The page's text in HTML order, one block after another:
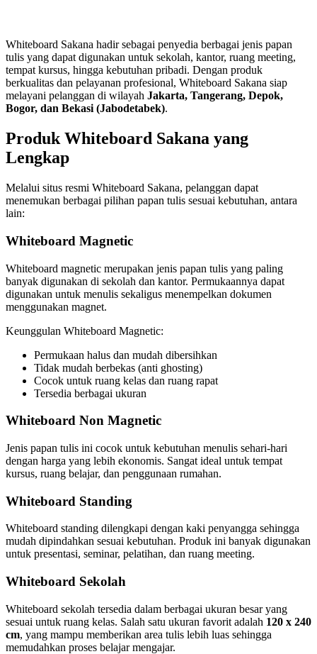
Whiteboard Sakana hadir sebagai penyedia berbagai jenis papan
tulis yang dapat digunakan untuk sekolah, kantor, ruang meeting,
tempat kursus, hingga kebutuhan pribadi. Dengan produk
berkualitas dan pelayanan profesional, Whiteboard Sakana siap
melayani pelanggan di wilayah Jakarta, Tangerang, Depok,
Bogor, dan Bekasi (Jabodetabek).
Produk Whiteboard Sakana yang
Lengkap
Melalui situs resmi Whiteboard Sakana, pelanggan dapat
menemukan berbagai pilihan papan tulis sesuai kebutuhan, antara
lain:
Whiteboard Magnetic
Whiteboard magnetic merupakan jenis papan tulis yang paling
banyak digunakan di sekolah dan kantor. Permukaannya dapat
digunakan untuk menulis sekaligus menempelkan dokumen
menggunakan magnet.
Keunggulan Whiteboard Magnetic:
Permukaan halus dan mudah dibersihkan
Tidak mudah berbekas (anti ghosting)
Cocok untuk ruang kelas dan ruang rapat
Tersedia berbagai ukuran
Whiteboard Non Magnetic
Jenis papan tulis ini cocok untuk kebutuhan menulis sehari-hari
dengan harga yang lebih ekonomis. Sangat ideal untuk tempat
kursus, ruang belajar, dan penggunaan rumahan.
Whiteboard Standing
Whiteboard standing dilengkapi dengan kaki penyangga sehingga
mudah dipindahkan sesuai kebutuhan. Produk ini banyak digunakan
untuk presentasi, seminar, pelatihan, dan ruang meeting.
Whiteboard Sekolah
Whiteboard sekolah tersedia dalam berbagai ukuran besar yang
sesuai untuk ruang kelas. Salah satu ukuran favorit adalah 120 x 240
cm, yang mampu memberikan area tulis lebih luas sehingga
memudahkan proses belajar mengajar.